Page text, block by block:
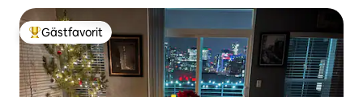
Populär gästfavorit
Gästfavorit